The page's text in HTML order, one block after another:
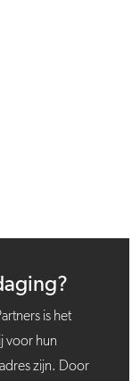
is het
voor hun
zijn. Door